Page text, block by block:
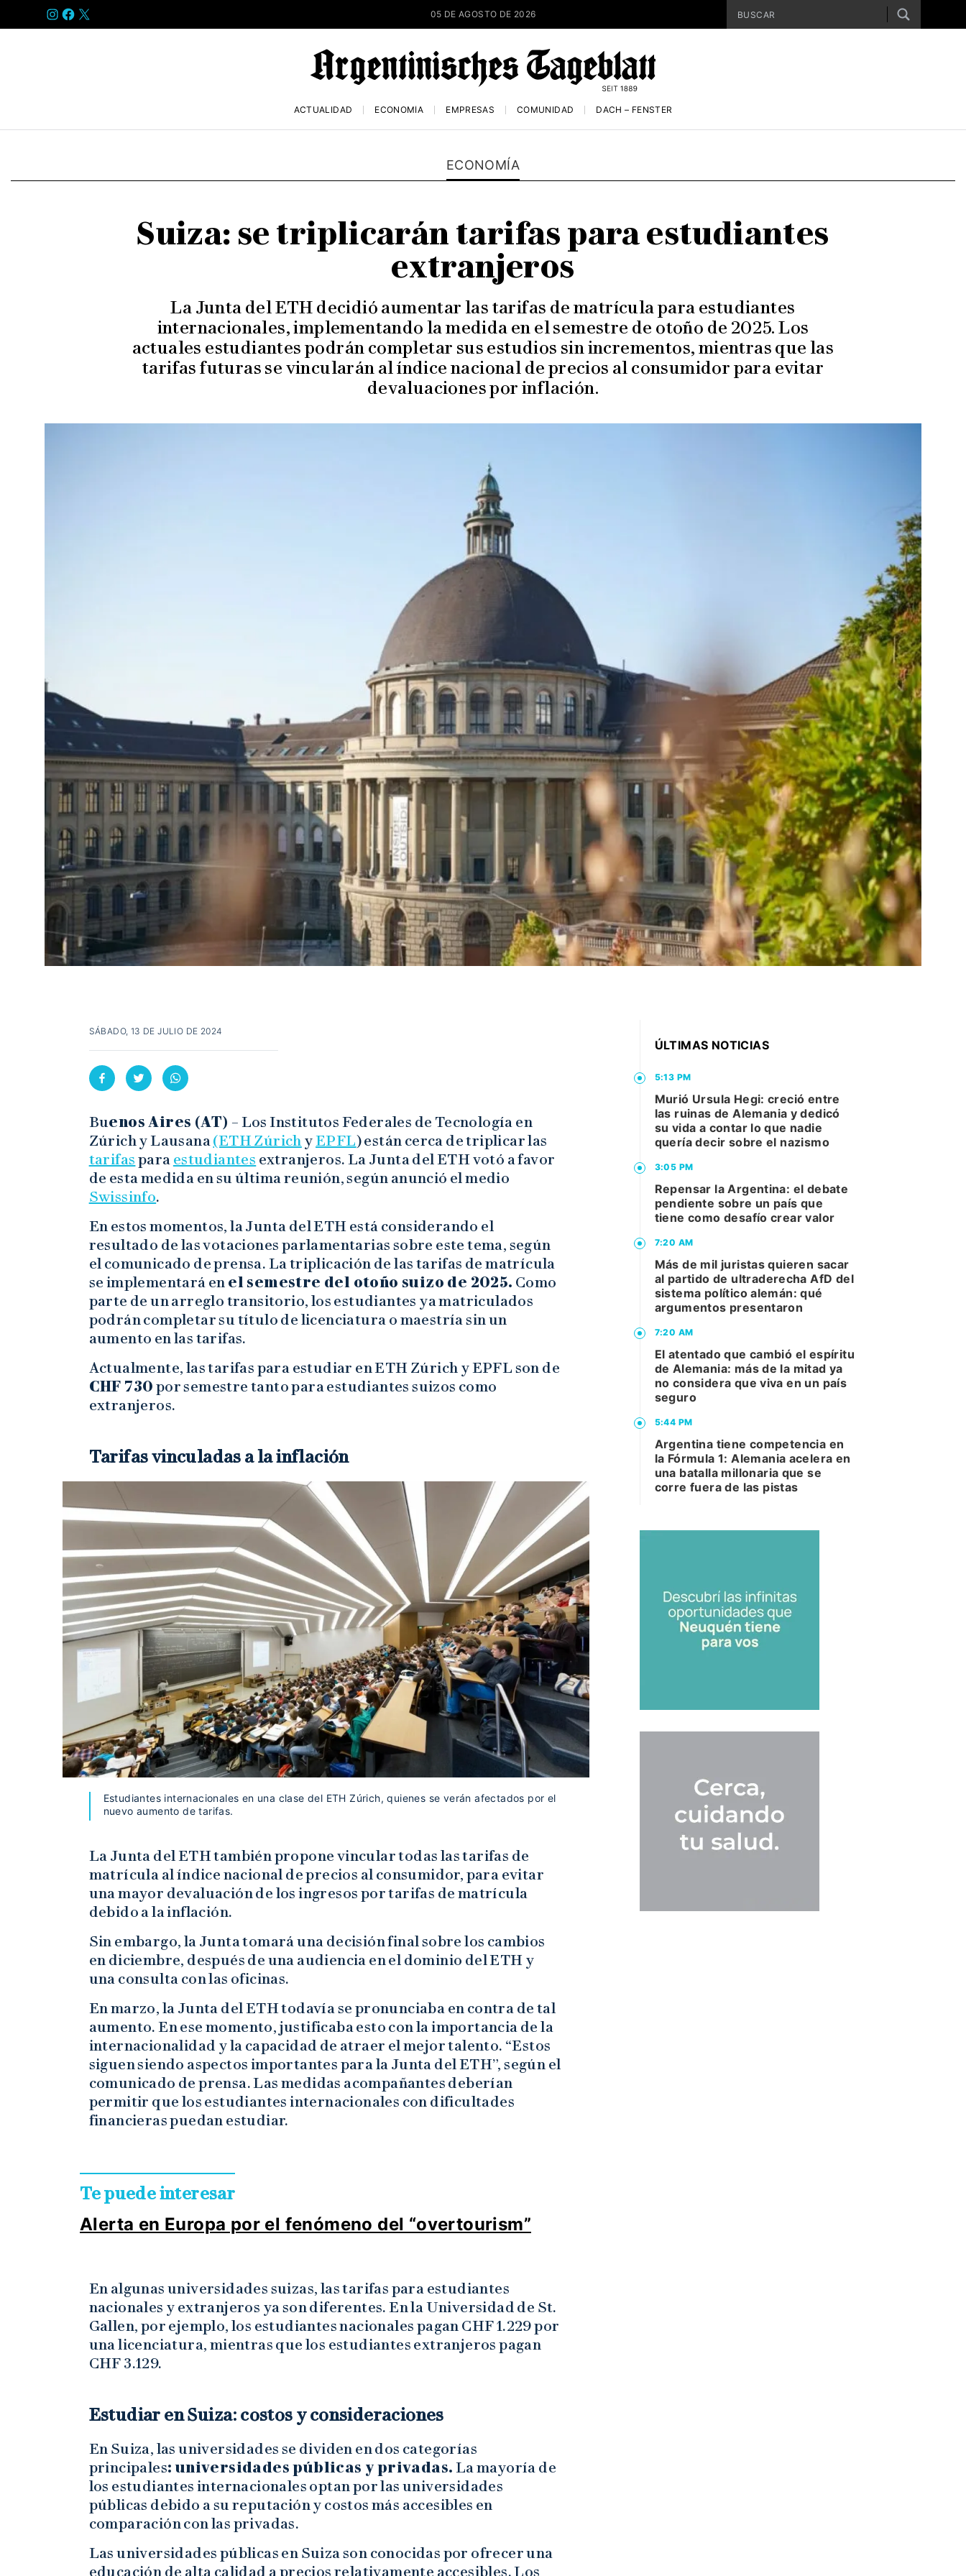
INSTAGRAM
FACEBOOK
X 05 DE AGOSTO DE 2026
ACTUALIDAD ECONOMÍA EMPRESAS COMUNIDAD DACH – FENSTER
ECONOMÍA
Suiza: se triplicarán tarifas para estudiantes
extranjeros
La Junta del ETH decidió aumentar las tarifas de matrícula para estudiantes
internacionales, implementando la medida en el semestre de otoño de 2025. Los
actuales estudiantes podrán completar sus estudios sin incrementos, mientras que las
tarifas futuras se vincularán al índice nacional de precios al consumidor para evitar
devaluaciones por inflación.
SÁBADO, 13 DE JULIO DE 2024
Buenos Aires (AT) – Los Institutos Federales de Tecnología en
Zúrich y Lausana(ETH Zúrich yEPFL) están cerca de triplicar las
tarifas para estudiantes extranjeros. La Junta del ETH votó a favor
de esta medida en su última reunión, según anunció el medio
Swissinfo.
En estos momentos, la Junta del ETH está considerando el
resultado de las votaciones parlamentarias sobre este tema, según
el comunicado de prensa. La triplicación de las tarifas de matrícula
se implementará en el semestre del otoño suizo de 2025. Como
parte de un arreglo transitorio, los estudiantes ya matriculados
podrán completar su título de licenciatura o maestría sin un
aumento en las tarifas.
Actualmente, las tarifas para estudiar en ETH Zúrich y EPFL son de
CHF 730 por semestre tanto para estudiantes suizos como
extranjeros.
Tarifas vinculadas a la inflación
Estudiantes internacionales en una clase del ETH Zúrich, quienes se verán afectados por el
nuevo aumento de tarifas.
La Junta del ETH también propone vincular todas las tarifas de
matrícula al índice nacional de precios al consumidor, para evitar
una mayor devaluación de los ingresos por tarifas de matrícula
debido a la inflación.
Sin embargo, la Junta tomará una decisión final sobre los cambios
en diciembre, después de una audiencia en el dominio del ETH y
una consulta con las oficinas.
En marzo, la Junta del ETH todavía se pronunciaba en contra de tal
aumento. En ese momento, justificaba esto con la importancia de la
internacionalidad y la capacidad de atraer el mejor talento. “Estos
siguen siendo aspectos importantes para la Junta del ETH”, según el
comunicado de prensa. Las medidas acompañantes deberían
permitir que los estudiantes internacionales con dificultades
financieras puedan estudiar.
Te puede interesar
Alerta en Europa por el fenómeno del “overtourism”
En algunas universidades suizas, las tarifas para estudiantes
nacionales y extranjeros ya son diferentes. En la Universidad de St.
Gallen, por ejemplo, los estudiantes nacionales pagan CHF 1.229 por
una licenciatura, mientras que los estudiantes extranjeros pagan
CHF 3.129.
Estudiar en Suiza: costos y consideraciones
En Suiza, las universidades se dividen en dos categorías
principales: universidades públicas y privadas. La mayoría de
los estudiantes internacionales optan por las universidades
públicas debido a su reputación y costos más accesibles en
comparación con las privadas.
Las universidades públicas en Suiza son conocidas por ofrecer una
educación de alta calidad a precios relativamente accesibles. Los
ÚLTIMAS NOTICIAS
5:13 PM
Murió Ursula Hegi: creció entre
las ruinas de Alemania y dedicó
su vida a contar lo que nadie
quería decir sobre el nazismo
3:05 PM
Repensar la Argentina: el debate
pendiente sobre un país que
tiene como desafío crear valor
7:20 AM
Más de mil juristas quieren sacar
al partido de ultraderecha AfD del
sistema político alemán: qué
argumentos presentaron
7:20 AM
El atentado que cambió el espíritu
de Alemania: más de la mitad ya
no considera que viva en un país
seguro
5:44 PM
Argentina tiene competencia en
la Fórmula 1: Alemania acelera en
una batalla millonaria que se
corre fuera de las pistas